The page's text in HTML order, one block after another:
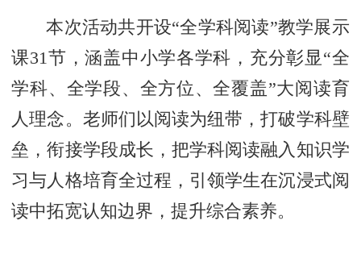
本次活动共开设“全学科阅读”教学展示
课31节，涵盖中小学各学科，充分彰显“全
学科、全学段、全方位、全覆盖”大阅读育
人理念。老师们以阅读为纽带，打破学科壁
垒，衔接学段成长，把学科阅读融入知识学
习与人格培育全过程，引领学生在沉浸式阅
读中拓宽认知边界，提升综合素养。